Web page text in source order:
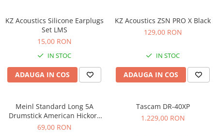
Instrumente si jucarii pentru copii
Instrumente traditionale
Accesorii DJ
Accesorii Pick-up si Vinyl
CD Playere DJ
KZ Acoustics Silicone Earplugs
Set LMS
15,00 RON
IN STOC
ADAUGA IN COS
KZ Acoustics ZSN PRO X Black
129,00 RON
IN STOC
ADAUGA IN COS
Meinl Standard Long 5A
Drumstick American Hickory
SB103
69,00 RON
Tascam DR-40XP
1.229,00 RON